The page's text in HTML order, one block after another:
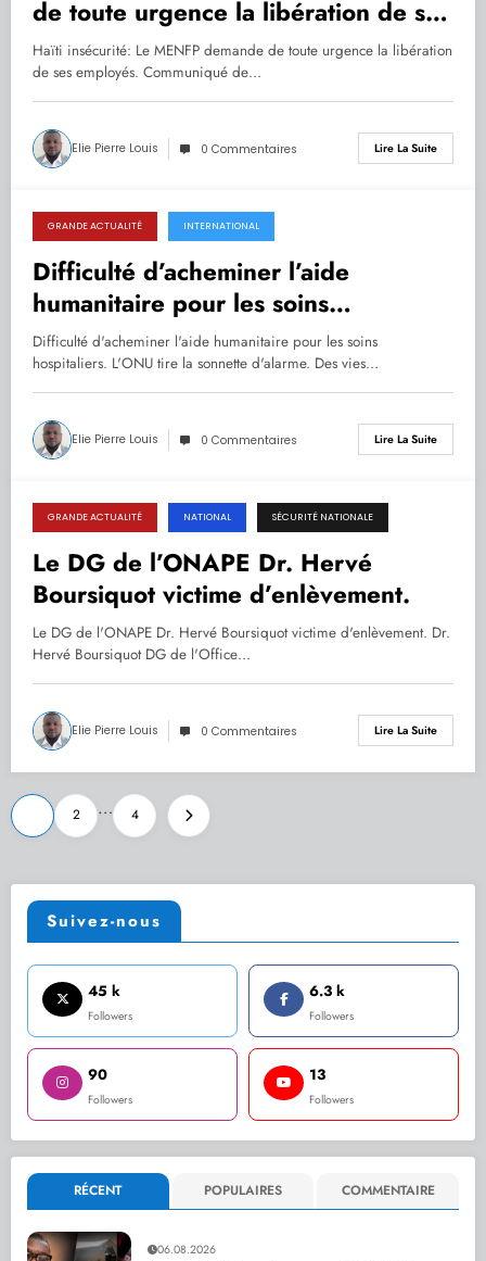
de toute urgence la libération de ses
employés
Haïti insécurité: Le MENFP demande de toute urgence la libération
de ses employés. Communiqué de…
Elie Pierre Louis 0 Commentaires Lire La Suite
26.09.2022
GRANDE ACTUALITÉ INTERNATIONAL
Difficulté d’acheminer l’aide
humanitaire pour les soins
hospitaliers. L’ONU tire la sonnette
d’alarme.
Difficulté d'acheminer l'aide humanitaire pour les soins
hospitaliers. L'ONU tire la sonnette d'alarme. Des vies…
Elie Pierre Louis 0 Commentaires Lire La Suite
26.09.2022
GRANDE ACTUALITÉ NATIONAL SÉCURITÉ NATIONALE
Le DG de l’ONAPE Dr. Hervé
Boursiquot victime d’enlèvement.
Le DG de l'ONAPE Dr. Hervé Boursiquot victime d'enlèvement. Dr.
Hervé Boursiquot DG de l'Office…
Elie Pierre Louis 0 Commentaires Lire La Suite
Pagination
des
publications
2 … 4
Suivez-nous
45 k
Followers
6.3 k
Followers
90
Followers
13
Followers
RÉCENT POPULAIRES COMMENTAIRE
06.08.2026